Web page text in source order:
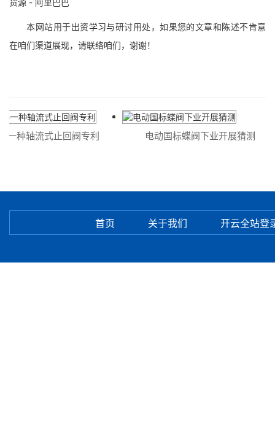
货源 - 阿里巴巴
本网站用于出资学习与研讨用处，如果您的文章和陈述不肯意
在咱们渠道展现，请联络咱们，谢谢！
种轴流式止回阀专利 电动国标蝶阀下业开展猜测
首页 关于我们 开云全站登